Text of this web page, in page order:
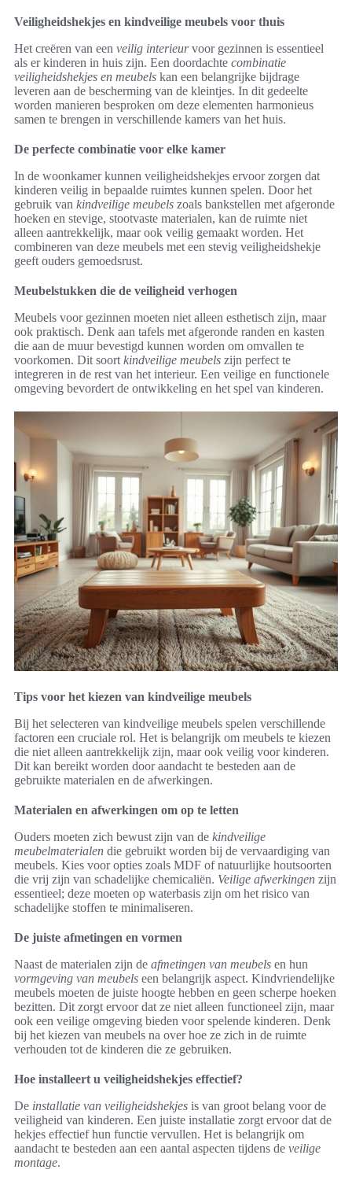
Veiligheidshekjes en kindveilige meubels voor thuis
Het creëren van een veilig interieurvoor gezinnen is essentieel
als er kinderen in huis zijn. Een doordachte combinatie
veiligheidshekjes en meubels kan een belangrijke bijdrage
leveren aan de bescherming van de kleintjes. In dit gedeelte
worden manieren besproken om deze elementen harmonieus
samen te brengen in verschillende kamers van het huis.
De perfecte combinatie voor elke kamer
In de woonkamer kunnen veiligheidshekjes ervoor zorgen dat
kinderen veilig in bepaalde ruimtes kunnen spelen. Door het
gebruik van kindveilige meubels zoals bankstellen met afgeronde
hoeken en stevige, stootvaste materialen, kan de ruimte niet
alleen aantrekkelijk, maar ook veilig gemaakt worden. Het
combineren van deze meubels met een stevig veiligheidshekje
geeft ouders gemoedsrust.
Meubelstukken die de veiligheid verhogen
Meubels voor gezinnen moeten niet alleen esthetisch zijn, maar
ook praktisch. Denk aan tafels met afgeronde randen en kasten
die aan de muur bevestigd kunnen worden om omvallen te
voorkomen. Dit soort kindveilige meubels zijn perfect te
integreren in de rest van het interieur. Een veilige en functionele
omgeving bevordert de ontwikkeling en het spel van kinderen.
Tips voor het kiezen van kindveilige meubels
Bij het selecteren van kindveilige meubels spelen verschillende
factoren een cruciale rol. Het is belangrijk om meubels te kiezen
die niet alleen aantrekkelijk zijn, maar ook veilig voor kinderen.
Dit kan bereikt worden door aandacht te besteden aan de
gebruikte materialen en de afwerkingen.
Materialen en afwerkingen om op te letten
Ouders moeten zich bewust zijn van de kindveilige
meubelmaterialen die gebruikt worden bij de vervaardiging van
meubels. Kies voor opties zoals MDF of natuurlijke houtsoorten
die vrij zijn van schadelijke chemicaliën. Veilige afwerkingen zijn
essentieel; deze moeten op waterbasis zijn om het risico van
schadelijke stoffen te minimaliseren.
De juiste afmetingen en vormen
Naast de materialen zijn de afmetingen van meubels en hun
vormgeving van meubels een belangrijk aspect. Kindvriendelijke
meubels moeten de juiste hoogte hebben en geen scherpe hoeken
bezitten. Dit zorgt ervoor dat ze niet alleen functioneel zijn, maar
ook een veilige omgeving bieden voor spelende kinderen. Denk
bij het kiezen van meubels na over hoe ze zich in de ruimte
verhouden tot de kinderen die ze gebruiken.
Hoe installeert u veiligheidshekjes effectief?
De installatie van veiligheidshekjes is van groot belang voor de
veiligheid van kinderen. Een juiste installatie zorgt ervoor dat de
hekjes effectief hun functie vervullen. Het is belangrijk om
aandacht te besteden aan een aantal aspecten tijdens de veilige
montage.